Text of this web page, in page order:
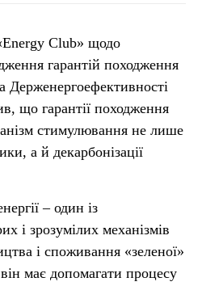
«Energy Club» щодо
гарантій походження
Держенергоефективності
що гарантії походження
стимулювання не лише
а й декарбонізації
– один із
і зрозумілих механізмів
і споживання «зеленої»
має допомагати процесу